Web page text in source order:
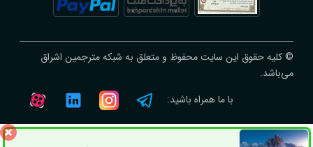
© کلیه حقوق این سایت محفوظ و متعلق به شبکه مترجمین اشراق
می‌باشد.
با ما همراه باشید: